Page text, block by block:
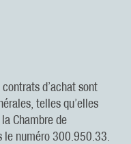
d’achat sont
telles qu’elles
Chambre de
le numéro 300.950.33.